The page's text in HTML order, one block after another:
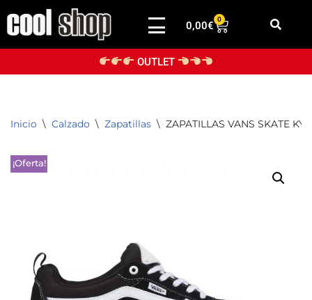
Saltar
0,00€
0
OUTLET
Inicio \ Calzado \ Zapatillas \ ZAPATILLAS VANS SKATE
¡Oferta!